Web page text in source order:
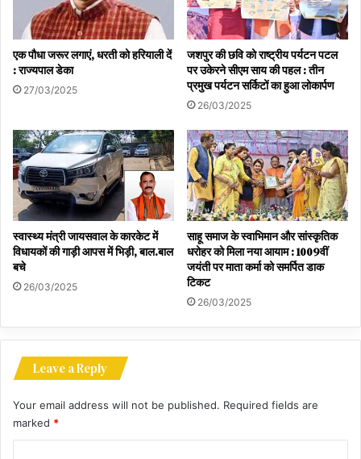
एक पौधा जरूर लगाएं, धरती को हरियाली दें
: राज्यपाल डेका
27/03/2025
जशपुर की छवि को राष्ट्रीय पर्यटन पटल
पर उकेरने सीएम साय की पहल : तीन
प्रमुख पर्यटन सर्किटों का हुआ लोकार्पण
26/03/2025
स्वास्थ्य मंत्री जायसवाल के कारकेट में
विधायकों की गाड़ी आपस में भिड़ी, बाल.बाल
बचे
26/03/2025
साहू समाज के स्वाभिमान और सांस्कृतिक
धरोहर को मिला नया आयाम : 1009वीं
जयंती पर माता कर्मा को समर्पित डाक
टिकट
26/03/2025
Leave a Reply
Your email address will not be published. Required fields are
marked *